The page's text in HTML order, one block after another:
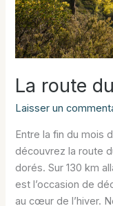
La route
Laisser un
Entre la fin du mois
découvrez la route
dorés. Sur 130 km
est l’occasion de
au cœur de l’hiver.